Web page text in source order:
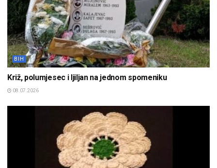
BIH
Križ, polumjesec i ljiljan na jednom spomeniku
08.07.2026